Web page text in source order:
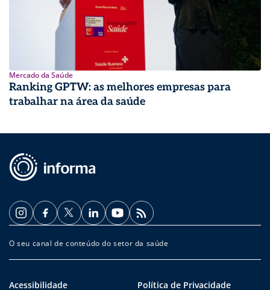
Mercado da Saúde
Ranking GPTW: as melhores empresas para
trabalhar na área da saúde
O seu canal de conteúdo do setor da saúde
Acessibilidade Política de Privacidade